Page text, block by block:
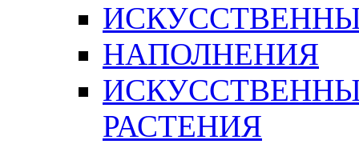
НАПОЛНЕНИЯ
РАСТЕНИЯ